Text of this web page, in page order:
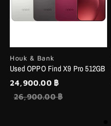
Houk & Bank
Used OPPO Find X9 Pro 512GB
24,900.00 ฿
26,900.00 ฿